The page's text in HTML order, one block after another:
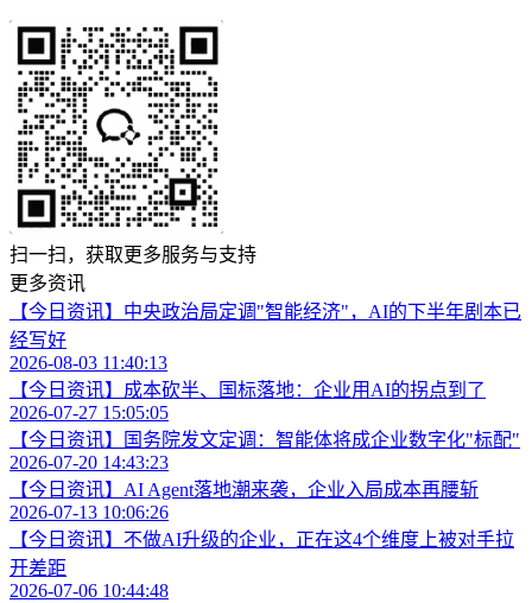
扫一扫，获取更多服务与支持
更多资讯
【今日资讯】中央政治局定调"智能经济"，AI的下半年剧本已
经写好
2026-08-03 11:40:13
【今日资讯】成本砍半、国标落地：企业用AI的拐点到了
2026-07-27 15:05:05
【今日资讯】国务院发文定调：智能体将成企业数字化"标配"
2026-07-20 14:43:23
【今日资讯】AI Agent落地潮来袭，企业入局成本再腰斩
2026-07-13 10:06:26
【今日资讯】不做AI升级的企业，正在这4个维度上被对手拉
开差距
2026-07-06 10:44:48